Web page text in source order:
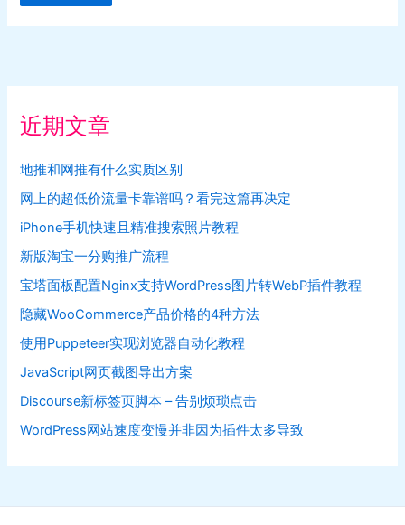
近期文章
地推和网推有什么实质区别
网上的超低价流量卡靠谱吗？看完这篇再决定
iPhone手机快速且精准搜索照片教程
新版淘宝一分购推广流程
宝塔面板配置Nginx支持WordPress图片转WebP插件教程
隐藏WooCommerce产品价格的4种方法
使用Puppeteer实现浏览器自动化教程
JavaScript网页截图导出方案
Discourse新标签页脚本 – 告别烦琐点击
WordPress网站速度变慢并非因为插件太多导致